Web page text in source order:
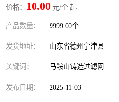
价格： 10.00 元/个 起
产品数量： 9999.00个
发货地址： 山东省德州宁津县
关键词： 马鞍山铸造过滤网
发布日期： 2025-11-03